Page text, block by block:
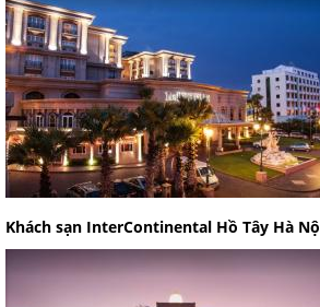
Khách sạn InterContinental Hồ Tây Hà